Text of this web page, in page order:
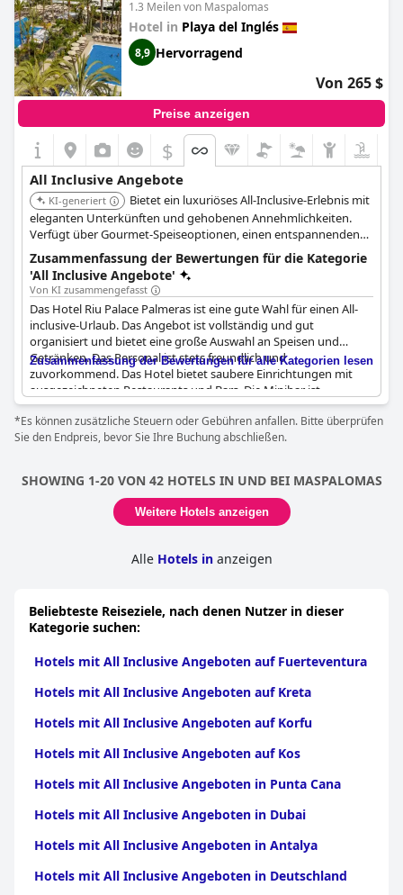
1.3 Meilen von Maspalomas
Hotel in Playa del Inglés
8,9 Hervorragend
Von 265 $
Preise anzeigen
$
All Inclusive Angebote
KI-generiert
Bietet ein luxuriöses All-Inclusive-Erlebnis mit
eleganten Unterkünften und gehobenen Annehmlichkeiten.
Verfügt über Gourmet-Speiseoptionen, einen entspannenden
Poolbereich und tadellosen Service, der einen unvergesslichen
Aufenthalt garantiert.
Zusammenfassung der Bewertungen für die Kategorie
'All Inclusive Angebote'
Von KI zusammengefasst
Das Hotel Riu Palace Palmeras ist eine gute Wahl für einen All-
inclusive-Urlaub. Das Angebot ist vollständig und gut
organisiert und bietet eine große Auswahl an Speisen und
Getränken. Das Personal ist stets freundlich und
zuvorkommend. Das Hotel bietet saubere Einrichtungen mit
ausgezeichneten Restaurants und Bars. Die Minibar ist
inbegriffen und wird regelmäßig aufgefüllt. Die Qualität der
Cocktails ist durchschnittlich, aber der Service ist sehr gut. Trotz
des Problems mit der Sonne bietet das Hotel ganztägig All-
Buffet bietet eine Vielzahl von Speisen, die recht gut sind. Den
Gästen wird empfohlen, das All-inclusive-Paket zu buchen, das
Markengetränke, ein ausgezeichnetes Buffet und hochwertigen
seinem Fusion-Restaurant zu speisen, wobei die Reservierung
im Preis inbegriffen ist. Obwohl es einige negative Bewertungen
zufrieden zu sein. Das Hotelpersonal ist professionell und
freundlich. Die Einrichtungen sind großartig und bieten
Bar. Insgesamt bietet das Hotel ein komplettes All-inclusive-
Zusammenfassung der Bewertungen für alle Kategorien lesen
*Es können zusätzliche Steuern oder Gebühren anfallen. Bitte überprüfen
Sie den Endpreis, bevor Sie Ihre Buchung abschließen.
SHOWING 1-20 VON 42 HOTELS IN UND BEI MASPALOMAS
Weitere Hotels anzeigen
Alle Hotels in anzeigen
Beliebteste Reiseziele, nach denen Nutzer in dieser
Kategorie suchen:
Hotels mit All Inclusive Angeboten auf Fuerteventura
Hotels mit All Inclusive Angeboten auf Kreta
Hotels mit All Inclusive Angeboten auf Korfu
Hotels mit All Inclusive Angeboten auf Kos
Hotels mit All Inclusive Angeboten in Punta Cana
Hotels mit All Inclusive Angeboten in Dubai
Hotels mit All Inclusive Angeboten in Antalya
Hotels mit All Inclusive Angeboten in Deutschland